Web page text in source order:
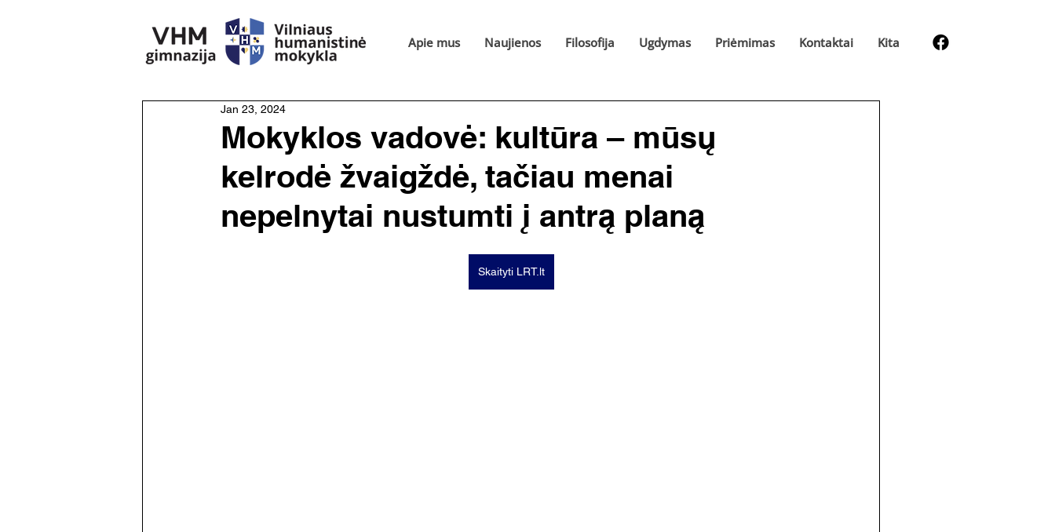
Apie mus Naujienos Filosofija Ugdymas Priėmimas Kontaktai Kita
Mokyklos vadovė: kultūra – mūsų
kelrodė žvaigždė, tačiau menai
nepelnytai nustumti į antrą planą
Jan 23, 2024
Skaityti LRT.lt